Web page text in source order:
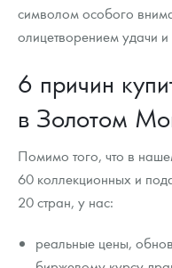
символом особого
олицетворением удачи и
6 причин
в Золотом
Помимо того, что в
60 коллекционных и
20 стран, у нас:
реальные цены,